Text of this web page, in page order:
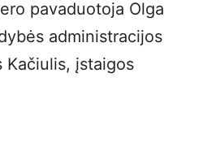
pavaduotoja Olga
administracijos
Kačiulis, įstaigos